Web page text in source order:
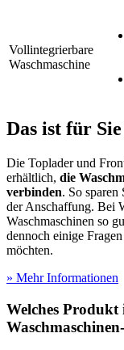
Vollintegrierbare
Waschmaschine
Das ist für
Die Toplader und
erhältlich, die
verbinden. So sparen
der Anschaffung. Bei
Waschmaschinen so
dennoch einige
möchten.
» Mehr Informationen
Welches Produkt